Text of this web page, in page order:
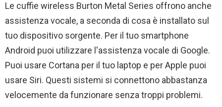
Le cuffie wireless Burton Metal Series offrono anche
assistenza vocale, a seconda di cosa è installato sul
tuo dispositivo sorgente. Per il tuo smartphone
Android puoi utilizzare l'assistenza vocale di Google.
Puoi usare Cortana per il tuo laptop e per Apple puoi
usare Siri. Questi sistemi si connettono abbastanza
velocemente da funzionare senza troppi problemi.